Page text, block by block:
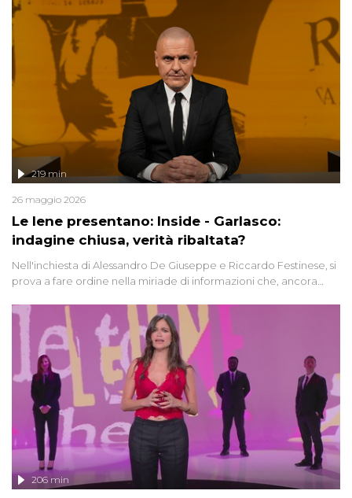
Le Iene presentano: Inside - Garlasco:
indagine chiusa, verità ribaltata?
219 min
26 maggio 2026
Nell'inchiesta di Alessandro De Giuseppe e Riccardo Festinese, si
prova a fare ordine nella miriade di informazioni che, ancora
giudiziarie più discusse degli ultimi anni. Lo speciale ricostruisce la
vicenda mettendo in fila testimonianze, errori, dettagli
controversi e i protagonisti di un'indagine che sembra non avere
fine.
206 min